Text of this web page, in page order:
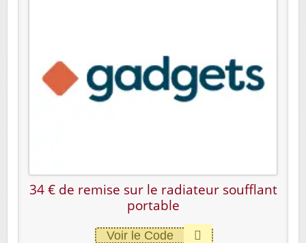
34 € de remise sur le radiateur soufflant
portable
Voir le Code